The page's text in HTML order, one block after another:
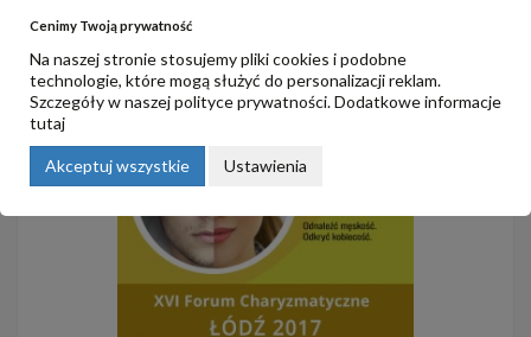
Cenimy Twoją prywatność
Na naszej stronie stosujemy pliki cookies i podobne
technologie, które mogą służyć do personalizacji reklam.
Szczegóły w naszejpolityce prywatności. Dodatkowe informacje
tutaj
Akceptuj wszystkie Ustawienia